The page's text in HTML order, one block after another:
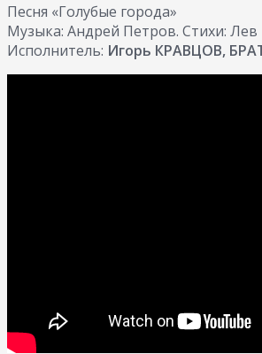
Песня «Голубые города»
Музыка: Андрей Петров. Стихи: Лев
Исполнитель: Игорь КРАВЦОВ,